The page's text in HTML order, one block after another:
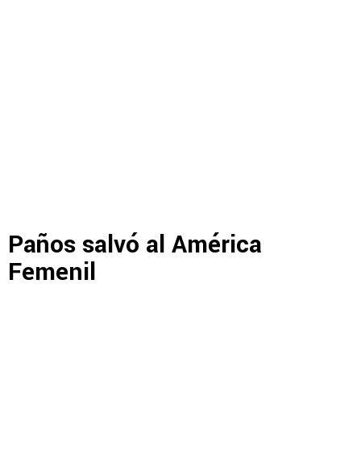
Paños salvó al América
Femenil